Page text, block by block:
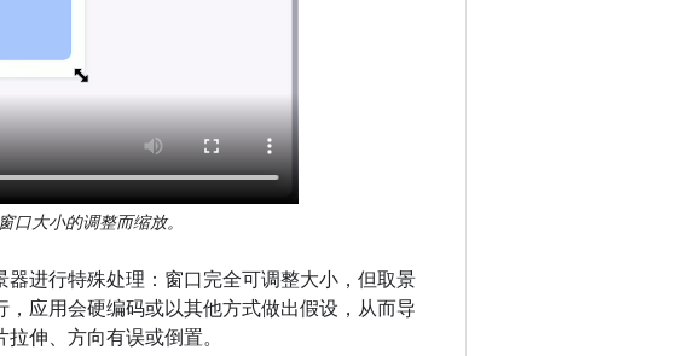
口大小的调整而缩放。
进行特殊处理：窗口完全可调整大小，但取景
应用会硬编码或以其他方式做出假设，从而导
伸、方向有误或倒置。